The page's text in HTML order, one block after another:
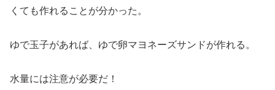
くても作れることが分かった。
ゆで玉子があれば、ゆで卵マヨネーズサンドが作れる。
水量には注意が必要だ！